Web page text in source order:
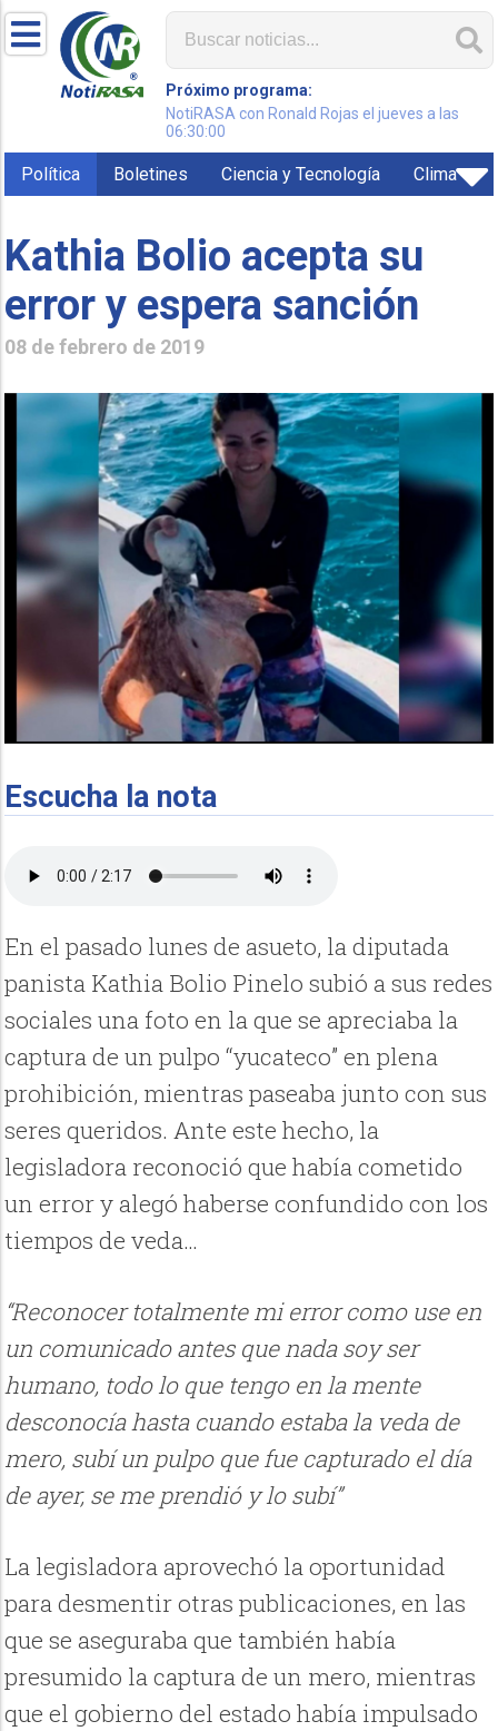
Próximo programa:
NotiRASA con Ronald Rojas el jueves a las
06:30:00
Política Boletines Ciencia y Tecnología Clima
Kathia Bolio acepta su
error y espera sanción
08 de febrero de 2019
Escucha la nota
En el pasado lunes de asueto, la diputada
panista Kathia Bolio Pinelo subió a sus redes
sociales una foto en la que se apreciaba la
captura de un pulpo “yucateco” en plena
prohibición, mientras paseaba junto con sus
seres queridos. Ante este hecho, la
legisladora reconoció que había cometido
un error y alegó haberse confundido con los
tiempos de veda…
“Reconocer totalmente mi error como use en
un comunicado antes que nada soy ser
humano, todo lo que tengo en la mente
desconocía hasta cuando estaba la veda de
mero, subí un pulpo que fue capturado el día
de ayer, se me prendió y lo subí”
La legisladora aprovechó la oportunidad
para desmentir otras publicaciones, en las
que se aseguraba que también había
presumido la captura de un mero, mientras
que el gobierno del estado había impulsado